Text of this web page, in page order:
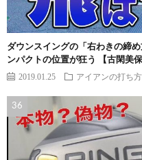
ダウンスイングの「右わきの締
ンパクトの位置が狂う 【古閑美
2019.01.25 アイアンの打ち方